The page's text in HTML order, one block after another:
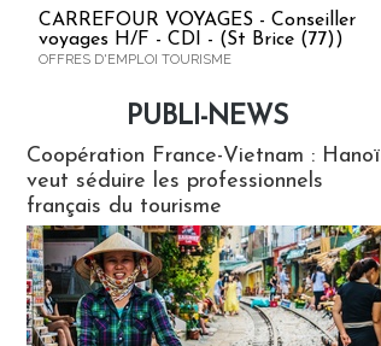
CARREFOUR VOYAGES - Conseiller
voyages H/F - CDI - (St Brice (77))
OFFRES D'EMPLOI TOURISME
PUBLI-NEWS
Coopération France-Vietnam : Hanoï
veut séduire les professionnels
français du tourisme